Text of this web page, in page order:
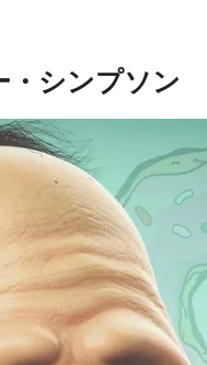
・シンプソン